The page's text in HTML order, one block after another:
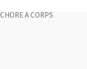
CHORE A CORPS